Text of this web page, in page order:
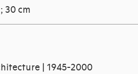
30 cm
| 1945-2000